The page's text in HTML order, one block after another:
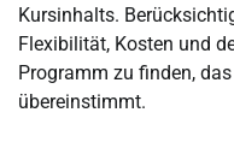
Kursinhalts.
Flexibilität, Kosten und
Programm zu finden,
übereinstimmt.